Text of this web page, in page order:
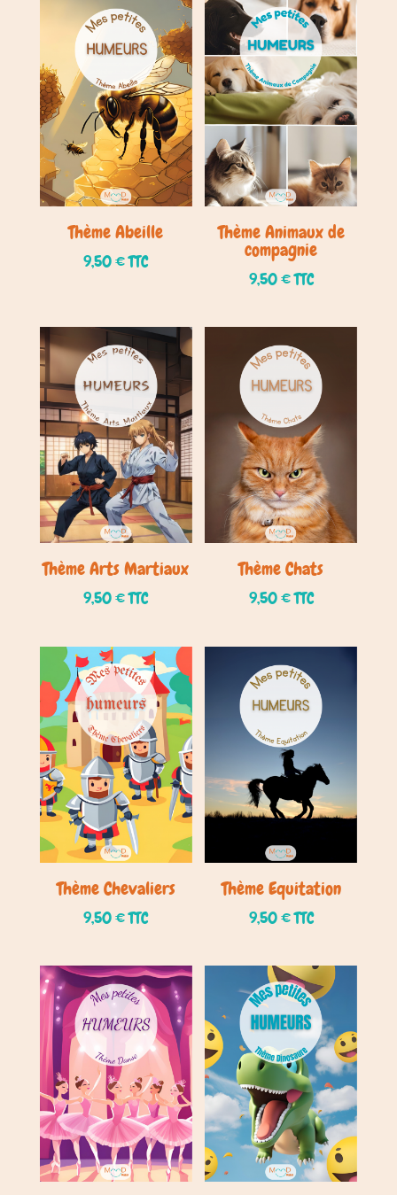
Thème Abeille
9,50€TTC
Thème Animaux de
compagnie
9,50€TTC
Thème Arts Martiaux
9,50€TTC
Thème Chats
9,50€TTC
Thème Chevaliers
9,50€TTC
Thème Equitation
9,50€TTC